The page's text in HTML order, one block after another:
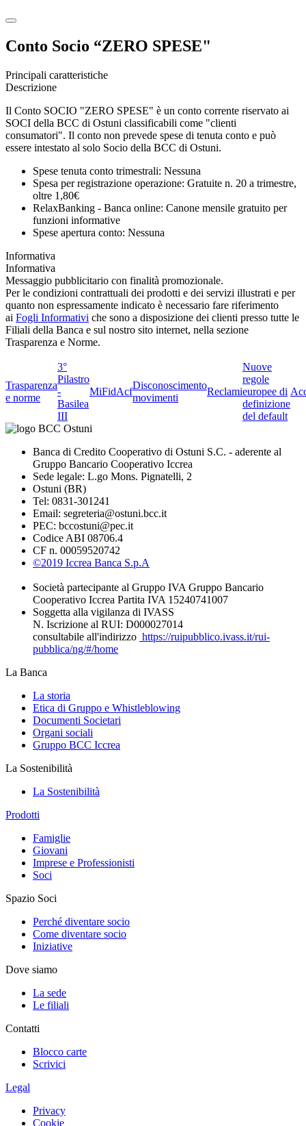
Conto Socio “ZERO SPESE"
Principali caratteristiche
Descrizione
Il Conto SOCIO "ZERO SPESE" è un conto corrente riservato ai
SOCI della BCC di Ostuni classificabili come "clienti
consumatori". Il conto non prevede spese di tenuta conto e può
essere intestato al solo Socio della BCC di Ostuni.
Spese tenuta conto trimestrali: Nessuna
Spesa per registrazione operazione: Gratuite n. 20 a trimestre,
oltre 1,80€
RelaxBanking - Banca online: Canone mensile gratuito per
funzioni informative
Spese apertura conto: Nessuna
Informativa
Informativa
Messaggio pubblicitario con finalità promozionale.
Per le condizioni contrattuali dei prodotti e dei servizi illustrati e per
quanto non espressamente indicato è necessario fare riferimento
ai Fogli Informativi che sono a disposizione dei clienti presso tutte le
Filiali della Banca e sul nostro sito internet, nella sezione
Trasparenza e Norme.
Trasparenza
e norme
3°
Pilastro
-
Basilea
III
MiFidAcf
Disconoscimento
movimenti
Reclami
Nuove
regole
europee di
definizione
del default
Banca di Credito Cooperativo di Ostuni S.C. - aderente al
Gruppo Bancario Cooperativo Iccrea
Sede legale: L.go Mons. Pignatelli, 2
Ostuni (BR)
Tel: 0831-301241
Email: segreteria@ostuni.bcc.it
PEC: bccostuni@pec.it
Codice ABI 08706.4
CF n. 00059520742
©2019 Iccrea Banca S.p.A
Società partecipante al Gruppo IVA Gruppo Bancario
Cooperativo Iccrea Partita IVA 15240741007
Soggetta alla vigilanza di IVASS
N. Iscrizione al RUI: D000027014
consultabile all'indirizzo https://ruipubblico.ivass.it/rui-
pubblica/ng/#/home
La Banca
La storia
Etica di Gruppo e Whistleblowing
Documenti Societari
Organi sociali
Gruppo BCC Iccrea
La Sostenibilità
La Sostenibilità
Prodotti
Famiglie
Giovani
Imprese e Professionisti
Soci
Spazio Soci
Perché diventare socio
Come diventare socio
Iniziative
Dove siamo
La sede
Le filiali
Contatti
Blocco carte
Scrivici
Legal
Privacy
Cookie